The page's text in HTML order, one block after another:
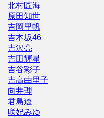
北村匠海
原田知世
吉岡里帆
吉本坂46
吉沢亮
吉田輝星
吉谷彩子
吉高由里子
向井理
君島遼
咲妃みゆ